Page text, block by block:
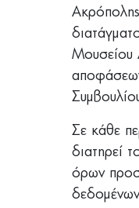
Μουσείου
Σε κάθε
διατηρεί
όρων